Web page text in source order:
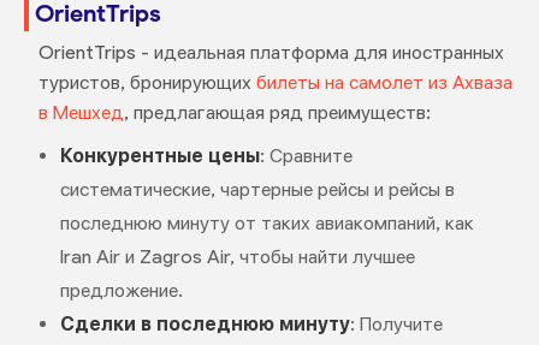
OrientTrips
OrientTrips - идеальная платформа для иностранных
туристов, бронирующих билеты на самолет из Ахваза
в Мешхед, предлагающая ряд преимуществ:
Конкурентные цены: Сравните
систематические, чартерные рейсы и рейсы в
последнюю минуту от таких авиакомпаний, как
Iran Air и Zagros Air, чтобы найти лучшее
предложение.
Сделки в последнюю минуту: Получите